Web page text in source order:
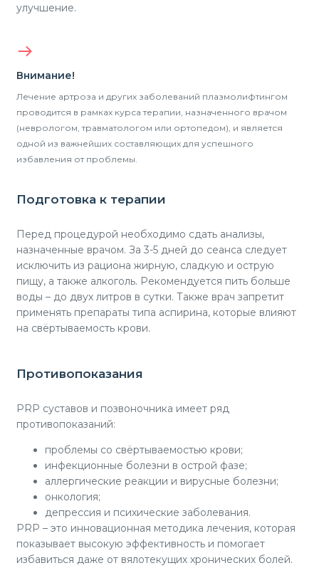
улучшение.
Внимание!
Лечение артроза и других заболеваний плазмолифтингом
проводится в рамках курса терапии, назначенного врачом
(неврологом, травматологом или ортопедом), и является
одной из важнейших составляющих для успешного
избавления от проблемы.
Подготовка к терапии
Перед процедурой необходимо сдать анализы,
назначенные врачом. За 3-5 дней до сеанса следует
исключить из рациона жирную, сладкую и острую
пищу, а также алкоголь. Рекомендуется пить больше
воды – до двух литров в сутки. Также врач запретит
применять препараты типа аспирина, которые влияют
на свёртываемость крови.
Противопоказания
PRP суставов и позвоночника имеет ряд
противопоказаний:
проблемы со свёртываемостью крови;
инфекционные болезни в острой фазе;
аллергические реакции и вирусные болезни;
онкология;
депрессия и психические заболевания.
PRP – это инновационная методика лечения, которая
показывает высокую эффективность и помогает
избавиться даже от вялотекущих хронических болей.